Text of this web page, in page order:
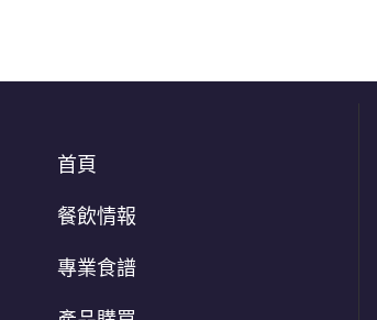
首頁
餐飲情報
專業食譜